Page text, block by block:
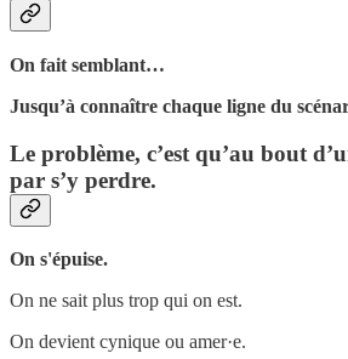
On fait semblant…
Jusqu’à connaître chaque ligne du
Le problème, c’est qu’au bout
par s’y perdre.
On s'épuise.
On ne sait plus trop qui on est.
On devient cynique ou amer·e.